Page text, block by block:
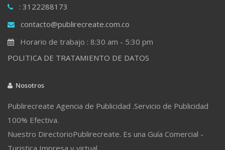
: 3122288173
contacto@publirecreate.com.co
Horario de trabajo : 8:30 am - 5:30 pm
POLITICA DE TRATAMIENTO DE DATOS
Nosotros
Publirecreate Agencia de Publicidad .Servicio de Publicidad
100% Efectiva.
Nuestro DirectorioPublirecreate. Es una Guía Comercial -
Turistica Impresa y virtual.